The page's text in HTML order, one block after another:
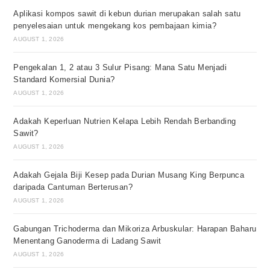
Aplikasi kompos sawit di kebun durian merupakan salah satu
penyelesaian untuk mengekang kos pembajaan kimia?
AUGUST 1, 2026
Pengekalan 1, 2 atau 3 Sulur Pisang: Mana Satu Menjadi
Standard Komersial Dunia?
AUGUST 1, 2026
Adakah Keperluan Nutrien Kelapa Lebih Rendah Berbanding
Sawit?
AUGUST 1, 2026
Adakah Gejala Biji Kesep pada Durian Musang King Berpunca
daripada Cantuman Berterusan?
AUGUST 1, 2026
Gabungan Trichoderma dan Mikoriza Arbuskular: Harapan Baharu
Menentang Ganoderma di Ladang Sawit
AUGUST 1, 2026